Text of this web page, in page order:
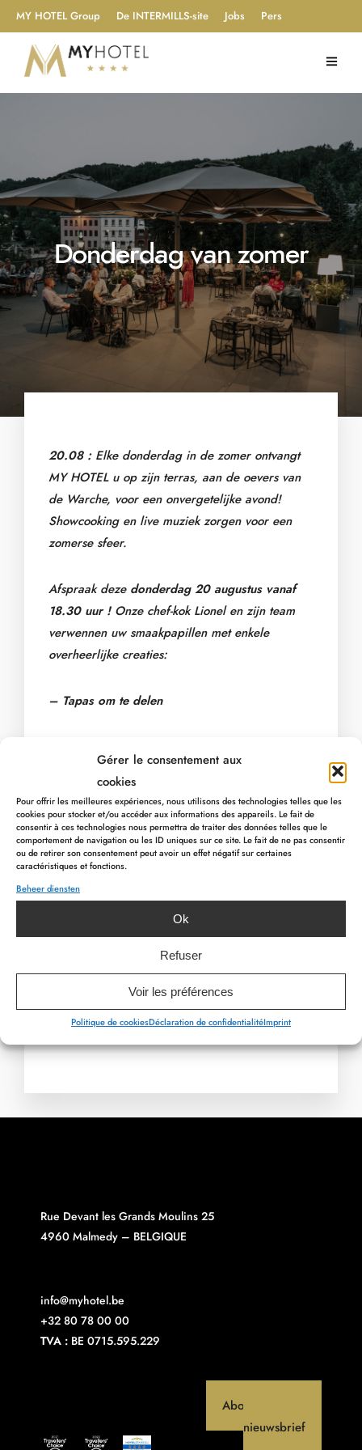
Gérer le consentement aux
cookies
Pour offrir les meilleures expériences, nous utilisons des technologies telles que les
cookies pour stocker et/ou accéder aux informations des appareils. Le fait de
consentir à ces technologies nous permettra de traiter des données telles que le
comportement de navigation ou les ID uniques sur ce site. Le fait de ne pas consentir
ou de retirer son consentement peut avoir un effet négatif sur certaines
caractéristiques et fonctions.
Beheer diensten
Ok
Refuser
Voir les préférences
Politique de cookiesDéclaration de confidentialitéImprint
MY HOTEL Group De INTERMILLS-site Jobs Pers
Donderdag van zomer
20.08 :Elke donderdag in de zomer ontvangt
MY HOTEL u op zijn terras, aan de oevers van
de Warche, voor een onvergetelijke avond!
Showcooking en live muziek zorgen voor een
zomerse sfeer.
Afspraak deze donderdag 20 augustus vanaf
18.30 uur !Onze chef-kok Lionel en zijn team
verwennen uw smaakpapillen met enkele
overheerlijke creaties:
– Tapas om te delen
– Dessert
–Prijs:
Aarzel niet en reserveer meteen: 080 / 78 00
00 of viainfo@myhotel.be
PREVIOUS ARTICLE NEXT ARTICLE
Rue Devant les Grands Moulins 25
4960 Malmedy – BELGIQUE
info@myhotel.be
+32 80 78 00 00
TVA : BE 0715.595.229
Abonneer op onze
nieuwsbrief